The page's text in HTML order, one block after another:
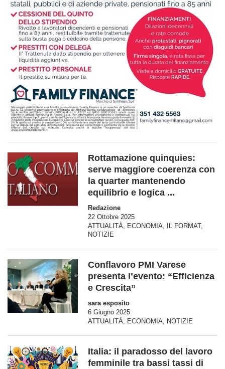
Rottamazione quinquies:
serve maggiore coerenza con
la quarter mantenendo
equilibrio e logica ...
Redazione
22 Ottobre 2025
ATTUALITÀ, ECONOMIA, IL FORMAT,
NOTIZIE
Conflavoro PMI Varese
presenta l’evento: “Efficienza
e Crescita”
sara esposito
6 Giugno 2025
ATTUALITÀ, ECONOMIA, NOTIZIE
Italia: il paradosso del lavoro
femminile tra bassi tassi di